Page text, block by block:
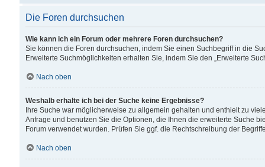
Die Foren durchsuchen
Wie kann ich ein Forum oder mehrere Foren durchsuchen?
Sie können die Foren durchsuchen, indem Sie einen Suchbegriff in die
Erweiterte Suchmöglichkeiten erhalten Sie, indem Sie den „Erweiterte
Nach oben
Weshalb erhalte ich bei der Suche keine Ergebnisse?
Ihre Suche war möglicherweise zu allgemein gehalten und enthielt zu
Anfrage und benutzen Sie die Optionen, die Ihnen die erweiterte Suche
Forum verwendet wurden. Prüfen Sie ggf. die Rechtschreibung der
Nach oben